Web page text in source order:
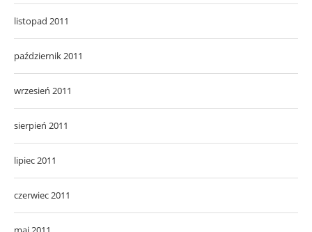
listopad 2011
październik 2011
wrzesień 2011
sierpień 2011
lipiec 2011
czerwiec 2011